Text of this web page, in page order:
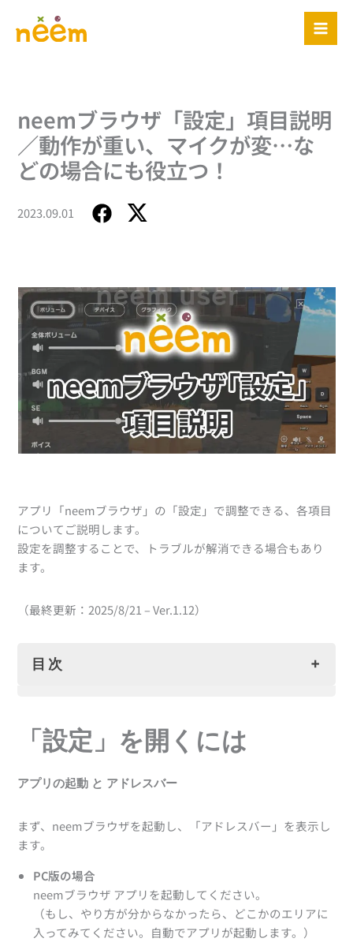
neemブラウザ「設定」項目説明
／動作が重い、マイクが変…な
どの場合にも役立つ！
2023.09.01
アプリ「neemブラウザ」の「設定」で調整できる、各項目
についてご説明します。
設定を調整することで、トラブルが解消できる場合もあり
ます。
（最終更新：2025/8/21 – Ver.1.12）
目次
アプリの起動 と アドレスバー
設定を開く
デバイス
「設定」を開くには
アプリの起動 と アドレスバー
まず、neemブラウザを起動し、「アドレスバー」を表示し
ます。
PC版の場合
neemブラウザ アプリを起動してください。
（もし、やり方が分からなかったら、どこかのエリアに
入ってみてください。自動でアプリが起動します。）